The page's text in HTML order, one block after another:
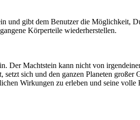
und gibt dem Benutzer die
Körperteile wiederherstellen.
Der Machtstein kann nicht von
sich und den ganzen Planeten
Wirkungen zu erleben und seine